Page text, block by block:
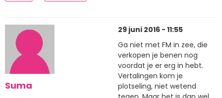
Suma
29 juni 2016 - 11:55
Ga niet met FM in zee, die
verkopen je benen nog
voordat je er erg in hebt.
Vertalingen kom je
plotseling, niet wetend